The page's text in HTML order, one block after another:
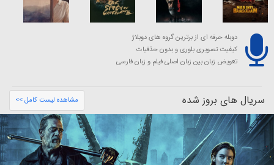
دوبله حرفه ای از برترین گروه های دوبلاژ
کیفیت تصویری بلوری و بدون حذفیات
تعویض زبان بین زبان اصلی فیلم و زبان فارسی
سریال های بروز شده مشاهده لیست کامل >>